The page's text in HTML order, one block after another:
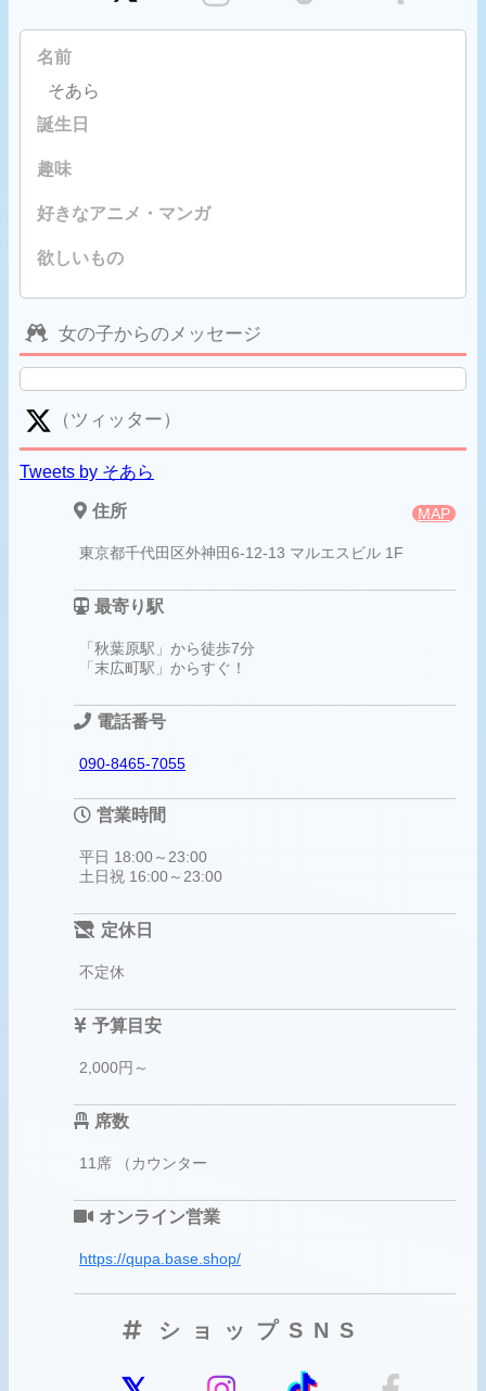
名前
そあら
誕生日
趣味
好きなアニメ・マンガ
欲しいもの
女の子からのメッセージ
（ツィッター）
Tweets by そあら
住所
東京都千代田区外神田6-12-13 マルエスビル 1F
MAP
最寄り駅
「秋葉原駅」から徒歩7分
「末広町駅」からすぐ！
電話番号
090-8465-7055
営業時間
平日 18:00～23:00
土日祝 16:00～23:00
定休日
不定休
予算目安
2,000円～
席数
11席 （カウンター
オンライン営業
https://qupa.base.shop/
ショップSNS